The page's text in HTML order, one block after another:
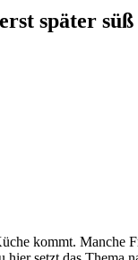
später
kommt. Manche